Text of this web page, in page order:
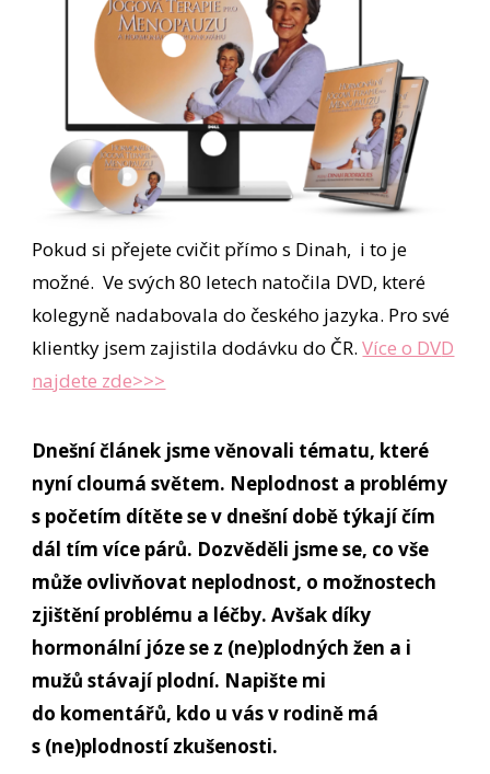
Pokud si přejete cvičit přímo s Dinah, i to je
možné. Ve svých 80 letech natočila DVD, které
kolegyně nadabovala do českého jazyka. Pro své
klientky jsem zajistila dodávku do ČR.Více o DVD
najdete zde>>>
Dnešní článek jsme věnovali tématu, které
nyní cloumá světem. Neplodnost a problémy
s početím dítěte se v dnešní době týkají čím
dál tím více párů. Dozvěděli jsme se, co vše
může ovlivňovat neplodnost, o možnostech
zjištění problému a léčby. Avšak díky
hormonální józe se z (ne)plodných žen a i
mužů stávají plodní. Napište mi
do komentářů, kdo u vás v rodině má
s (ne)plodností zkušenosti.